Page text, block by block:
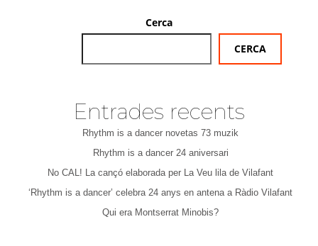
Cerca
CERCA
Entrades recents
Rhythm is a dancer novetas 73 muzik
Rhythm is a dancer 24 aniversari
No CAL! La cançó elaborada per La Veu lila de Vilafant
‘Rhythm is a dancer’ celebra 24 anys en antena a Ràdio Vilafant
Qui era Montserrat Minobis?